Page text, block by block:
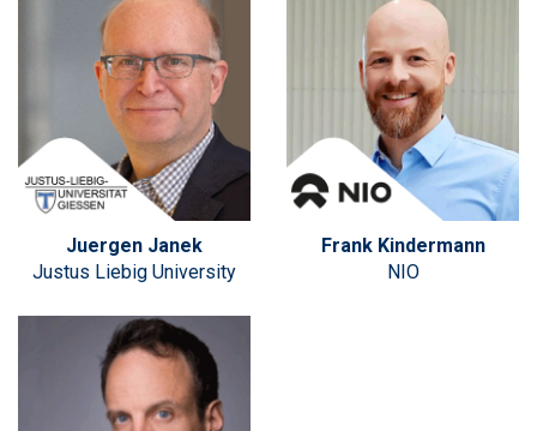
Juergen Janek
Justus Liebig University
Frank Kindermann
NIO